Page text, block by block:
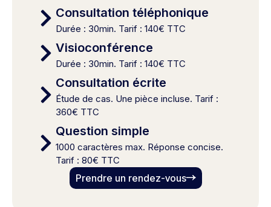
Consultation téléphonique
Durée : 30min. Tarif : 140€ TTC
Visioconférence
Durée : 30min. Tarif : 140€ TTC
Consultation écrite
Étude de cas. Une pièce incluse. Tarif :
360€ TTC
Question simple
1000 caractères max. Réponse concise.
Tarif : 80€ TTC
Prendre un rendez-vous